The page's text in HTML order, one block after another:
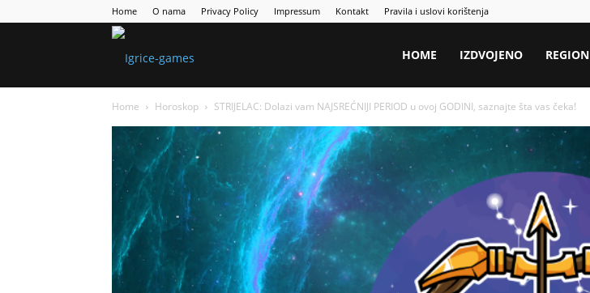
Home O nama Privacy Policy Impressum Kontakt Pravila i uslovi korištenja
HOME IZDVOJENO REGION
Home Horoskop STRIJELAC: Dolazi vam NAJSREĆNIJI PERIOD u ovoj GODINI, saznajte šta vas čeka!